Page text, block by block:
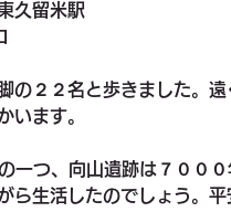
久留米駅
の２２名と歩きました。 遠
います。
つ、向山遺跡は７０００
ら生活したのでしょう。